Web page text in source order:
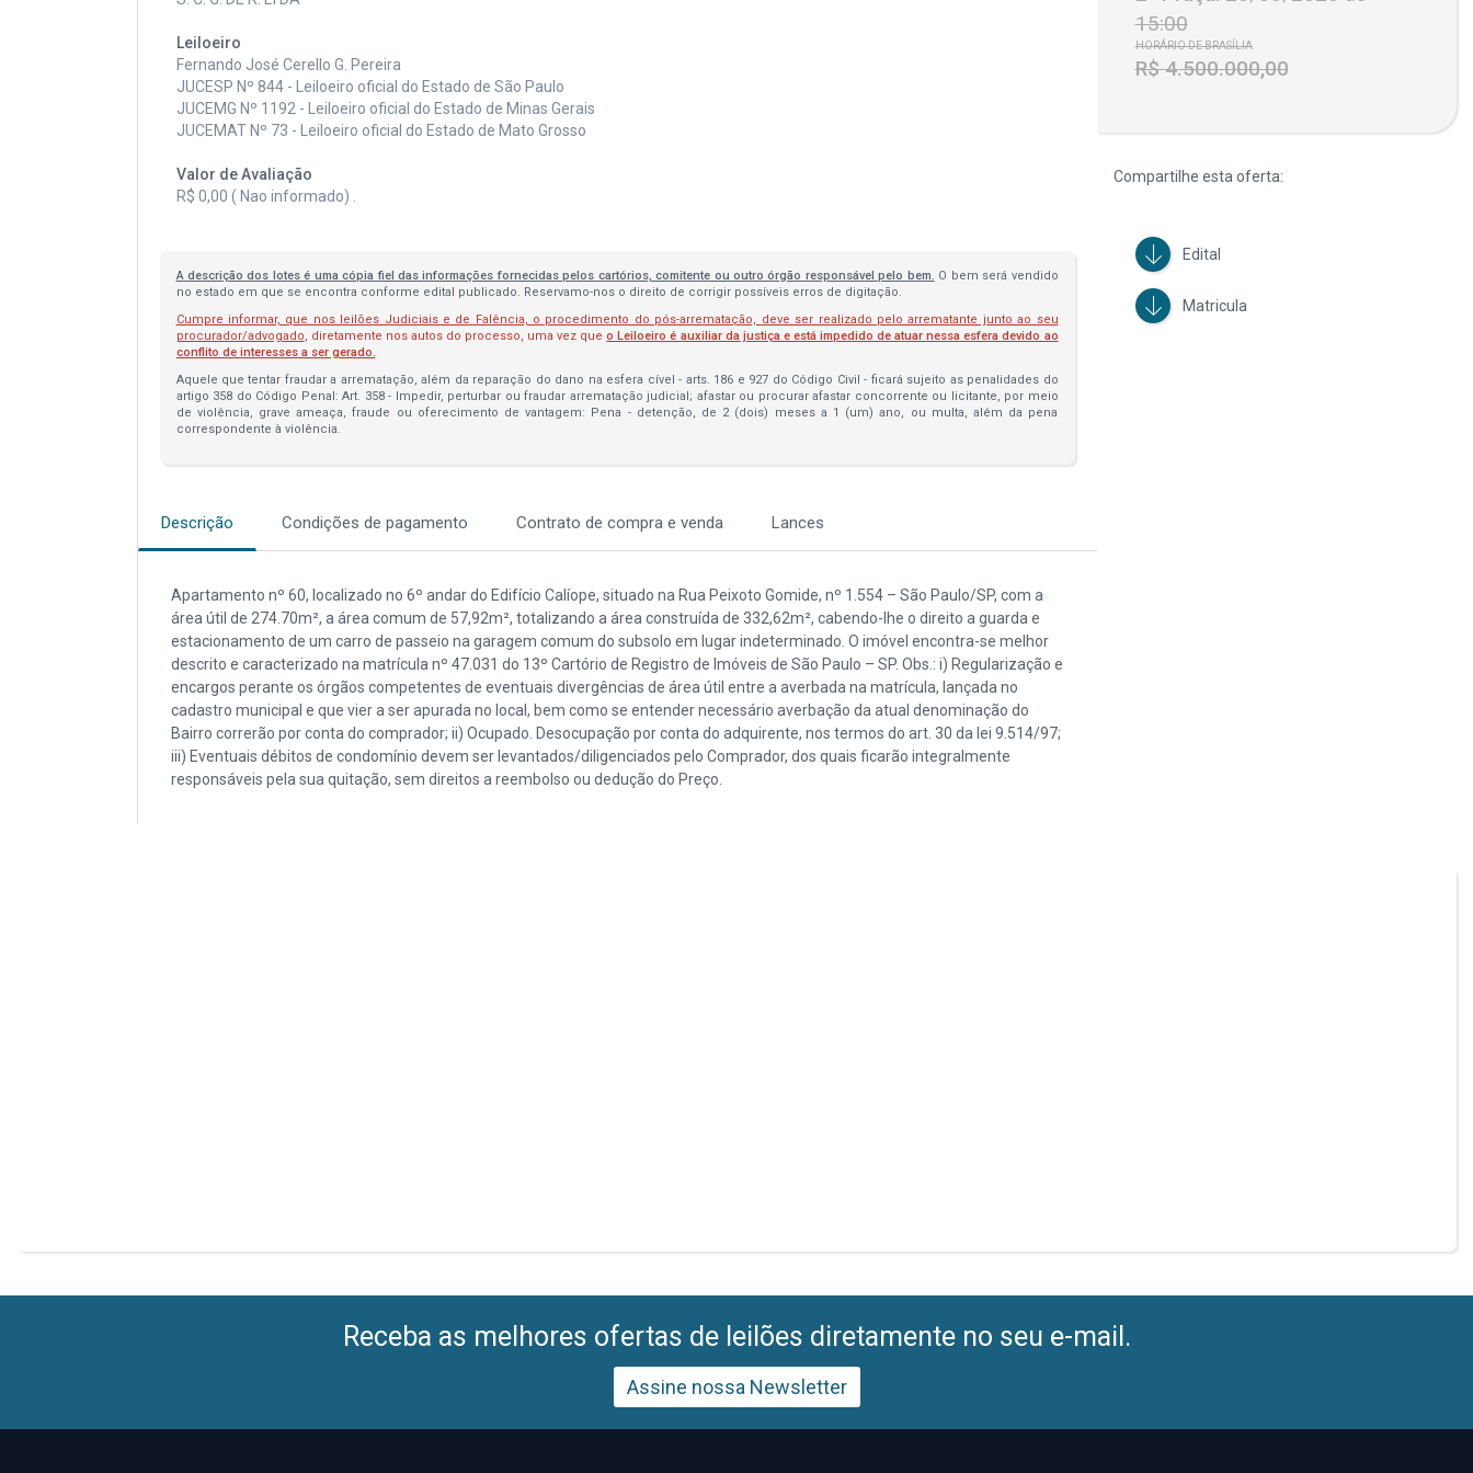
Leiloeiro
Fernando José Cerello G. Pereira
JUCESP Nº 844 - Leiloeiro oficial do Estado de São Paulo
JUCEMG Nº 1192 - Leiloeiro oficial do Estado de Minas Gerais
JUCEMAT Nº 73 - Leiloeiro oficial do Estado de Mato Grosso
Valor de Avaliação
R$ 0,00 ( Nao informado) .
A descrição dos lotes é uma cópia fiel das informações fornecidas pelos cartórios, comitente ou outro órgão responsável pelo bem.
O bem será vendido
no estado em que se encontra conforme edital publicado. Reservamo-nos o direito de corrigir possíveis erros de digitação.
Cumpre informar, que nos leilões Judiciais e de Falência, o procedimento do pós-arrematação, deve ser realizado pelo arrematante junto ao seu
procurador/advogado , diretamente nos autos do processo, uma vez queo Leiloeiro é auxiliar da justiça e está impedido de atuar nessa esfera devido ao
conflito de interesses a ser gerado.
Aquele que tentar fraudar a arrematação, além da reparação do dano na esfera cível - arts. 186 e 927 do Código Civil - ficará sujeito as penalidades do
artigo 358 do Código Penal: Art. 358 - Impedir, perturbar ou fraudar arrematação judicial; afastar ou procurar afastar concorrente ou licitante, por meio
de violência, grave ameaça, fraude ou oferecimento de vantagem: Pena - detenção, de 2 (dois) meses a 1 (um) ano, ou multa, além da pena
correspondente à violência.
Descrição Condições de pagamento Contrato de compra e venda Lances
Apartamento nº 60, localizado no 6º andar do Edifício Calíope, situado na Rua Peixoto Gomide, nº 1.554 – São Paulo/SP, com a
área útil de 274.70m², a área comum de 57,92m², totalizando a área construída de 332,62m², cabendo-lhe o direito a guarda e
estacionamento de um carro de passeio na garagem comum do subsolo em lugar indeterminado. O imóvel encontra-se melhor
descrito e caracterizado na matrícula nº 47.031 do 13º Cartório de Registro de Imóveis de São Paulo – SP. Obs.: i) Regularização e
encargos perante os órgãos competentes de eventuais divergências de área útil entre a averbada na matrícula, lançada no
cadastro municipal e que vier a ser apurada no local, bem como se entender necessário averbação da atual denominação do
Bairro correrão por conta do comprador; ii) Ocupado. Desocupação por conta do adquirente, nos termos do art. 30 da lei 9.514/97;
iii) Eventuais débitos de condomínio devem ser levantados/diligenciados pelo Comprador, dos quais ficarão integralmente
responsáveis pela sua quitação, sem direitos a reembolso ou dedução do Preço.
15:00
HORÁRIO DE BRASÍLIA
R$ 4.500.000,00
Compartilhe esta oferta:
Edital
Matricula
Receba as melhores ofertas de leilões diretamente no seu e-mail.
Assine nossa Newsletter